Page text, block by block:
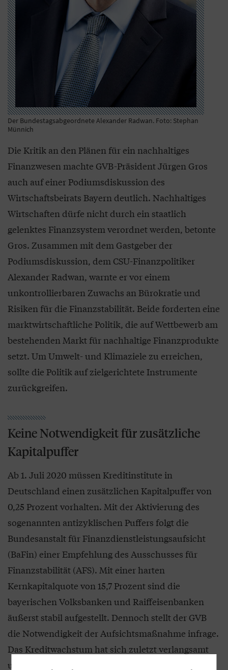
Der Bundestagsabgeordnete Alexander Radwan. Foto: Stephan
Münnich
Die Kritik an den Plänen für ein nachhaltiges
Finanzwesen machte GVB-Präsident Jürgen Gros
auch auf einer Podiumsdiskussion des
Wirtschaftsbeirats Bayern deutlich. Nachhaltiges
Wirtschaften dürfe nicht durch ein staatlich
gelenktes Finanzsystem verordnet werden, betonte
Gros. Zusammen mit dem Gastgeber der
Podiumsdiskussion, dem CSU-Finanzpolitiker
Alexander Radwan, warnte er vor einem
unkontrollierbaren Zuwachs an Bürokratie und
Risiken für die Finanzstabilität. Beide forderten eine
marktwirtschaftliche Politik, die auf Wettbewerb am
bestehenden Markt für nachhaltige Finanzprodukte
setzt. Um Umwelt- und Klimaziele zu erreichen,
sollte die Politik auf zielgerichtete Instrumente
zurückgreifen.
Keine Notwendigkeit für zusätzliche
Kapitalpuffer
Ab 1. Juli 2020 müssen Kreditinstitute in
Deutschland einen zusätzlichen Kapitalpuffer von
0,25 Prozent vorhalten. Mit der Aktivierung des
sogenannten antizyklischen Puffers folgt die
Bundesanstalt für Finanzdienstleistungsaufsicht
(BaFin) einer Empfehlung des Ausschusses für
Finanzstabilität (AFS). Mit einer harten
Kernkapitalquote von 15,7 Prozent sind die
bayerischen Volksbanken und Raiffeisenbanken
äußerst stabil aufgestellt. Dennoch stellt der GVB
die Notwendigkeit der Aufsichtsmaßnahme infrage.
Das Kreditwachstum hat sich zuletzt verlangsamt
und ist im längerfristigen Vergleich nicht